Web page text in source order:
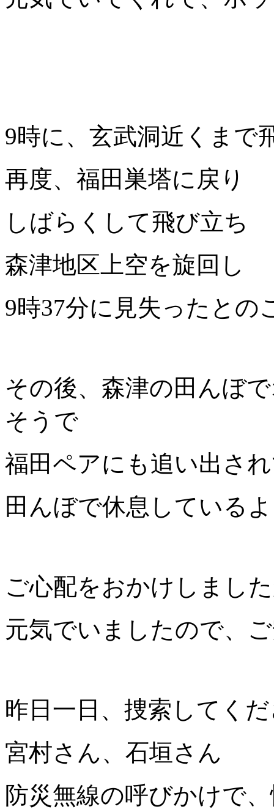
9時に、玄武洞近くまで
再度、福田巣塔に戻り
しばらくして飛び立ち
森津地区上空を旋回し
9時37分に見失ったとの
その後、森津の田んぼ
そうで
福田ペアにも追い出さ
田んぼで休息している
ご心配をおかけしまし
元気でいましたので、
昨日一日、捜索してく
宮村さん、石垣さん
防災無線の呼びかけで